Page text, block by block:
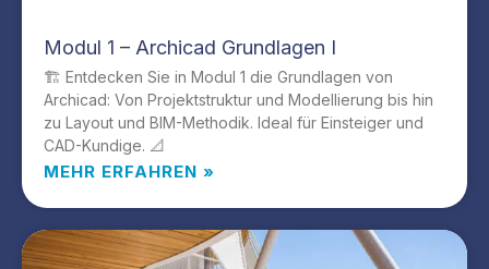
Modul 1 – Archicad Grundlagen I
🏗️ Entdecken Sie in Modul 1 die Grundlagen von
Archicad: Von Projektstruktur und Modellierung bis hin
zu Layout und BIM-Methodik. Ideal für Einsteiger und
CAD-Kundige. 📐
MEHR ERFAHREN »